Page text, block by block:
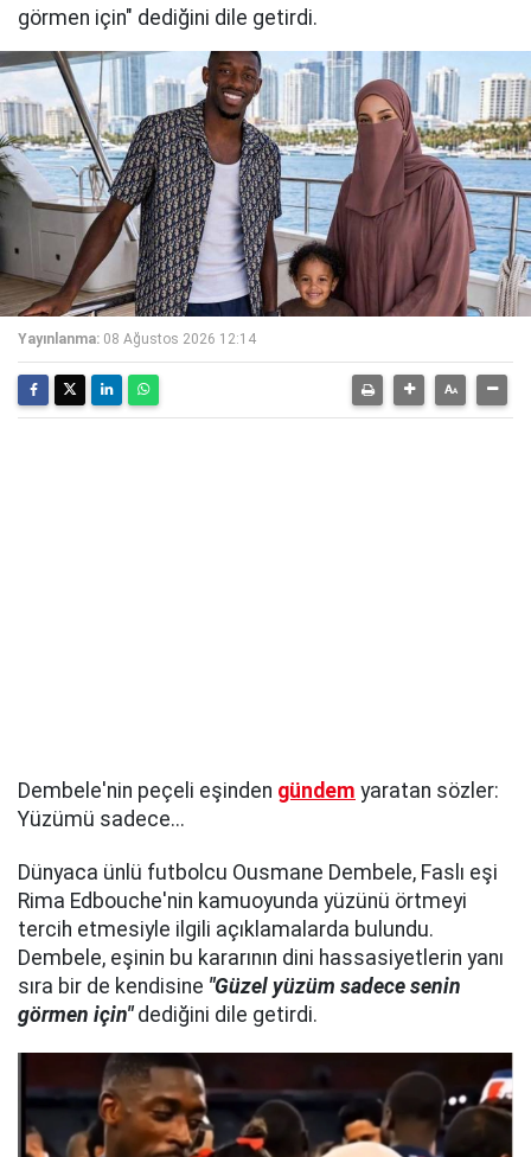
görmen için" dediğini dile getirdi.
Yayınlanma: 08 Ağustos 2026 12:14
Dembele'nin peçeli eşinden gündem yaratan sözler:
Yüzümü sadece...
Dünyaca ünlü futbolcu Ousmane Dembele, Faslı eşi
Rima Edbouche'nin kamuoyunda yüzünü örtmeyi
tercih etmesiyle ilgili açıklamalarda bulundu.
Dembele, eşinin bu kararının dini hassasiyetlerin yanı
sıra bir de kendisine "Güzel yüzüm sadece senin
görmen için"dediğini dile getirdi.